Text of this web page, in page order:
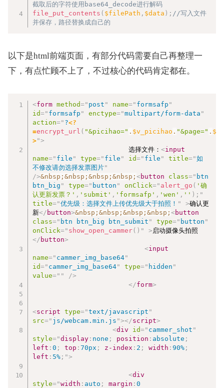
截取后的字符使用base64_decode进行解码
file_put_contents ( $filePath , $data ) ; //写入文件
并保存，路径替换成自己的
以下是html前端页面，有部分代码需要自己再整理一
下，有点忙顾不上了，不过核心的代码肯定都在。
<form method=" post " name=" formsafp "
id=" formsafp " enctype="multipart/form-data "
action=" ?<?
=encrypt_url ( "&picihao=" . $v_picihao . "&page=" .
>">
						选择文件：
<input
name=" file " type=" file " id=" file " title="如
不修改请勿选择发票图片"
/>&nbsp;&nbsp;&nbsp;&nbsp;<button class=" btn
btn_big " type=" button " onClick=" alert_go ( '确
认更新发票？' , 'submit' , 'formsafp' , 'wen' , '' ) ; "
title="优先级：选择文件上传优先级大于拍照！ " >确认更
新</ button>&nbsp;&nbsp;&nbsp;&nbsp;<button
class=" btn btn_big btn_submit " type=" button "
onClick=" show_open_cammer ( ) " > 启动摄像头拍照
</ button>
<input
name=" cammer_img_base64"
id=" cammer_img_base64" type=" hidden "
value=" "
/>
</form>
<script type="text/javascript "
src=" js/webcam.min.js "></script>
<div id=" cammer_shot "
style="display : none ; position : absolute ;
left :0 ; top :70px ; z-index : 2 ; width :90% ;
left : 5% ; ">
<div
style="width : auto ; margin :0